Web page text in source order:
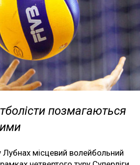
позмагаються
місцевий волейбольний